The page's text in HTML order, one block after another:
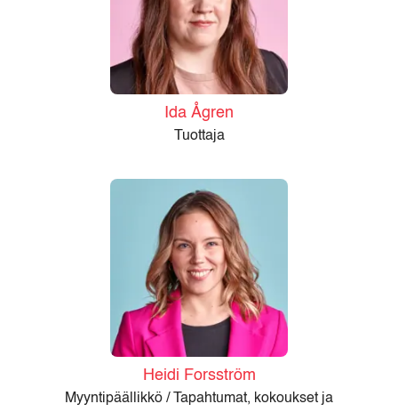
Ida Ågren
Tuottaja
Heidi Forsström
Myyntipäällikkö / Tapahtumat, kokoukset ja